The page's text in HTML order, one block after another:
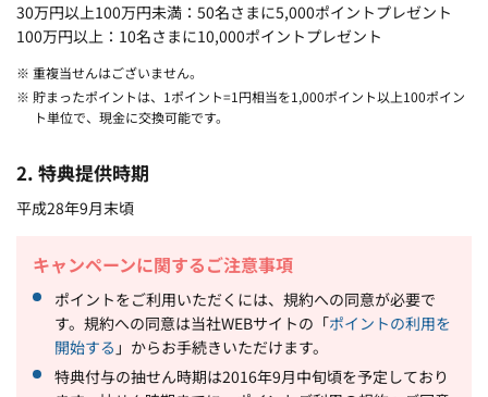
30万円以上100万円未満：50名さまに5,000ポイントプレゼント
100万円以上：10名さまに10,000ポイントプレゼント
※ 重複当せんはございません。
※ 貯まったポイントは、1ポイント=1円相当を1,000ポイント以上100ポイン
ト単位で、現金に交換可能です。
2. 特典提供時期
平成28年9月末頃
キャンペーンに関するご注意事項
ポイントをご利用いただくには、規約への同意が必要で
す。規約への同意は当社WEBサイトの「ポイントの利用を
開始する 」からお手続きいただけます。
特典付与の抽せん時期は2016年9月中旬頃を予定しており